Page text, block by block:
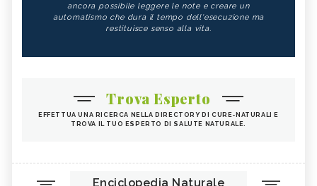
ancora possibile leggere le note e creare un
automatismo che dura il tempo dell'esecuzione ma
restituisce senso alla vita.
Trova Esperto
EFFETTUA UNA RICERCA NELLA DIRECTORY DI CURE-NATURALI E
TROVA IL TUO ESPERTO DI SALUTE NATURALE.
Enciclopedia Naturale